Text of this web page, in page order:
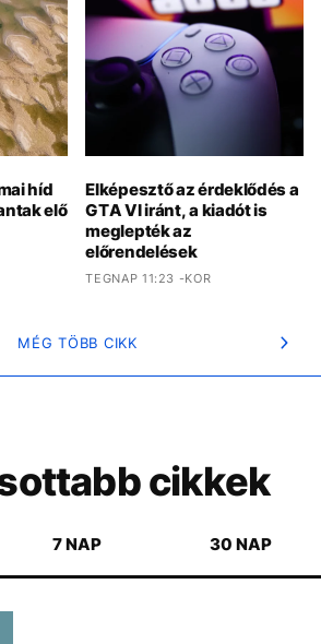
híd
elő
Elképesztő az érdeklődés a
GTA VI iránt, a kiadót is
meglepték az
előrendelések
TEGNAP 11:23 -KOR
MÉG TÖBB CIKK
cikkek
7 NAP 30 NAP